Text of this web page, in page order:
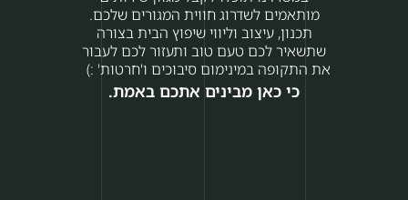
מותאמים לשדרוג חווית המגורים שלכם.
תכנון, עיצוב וליווי שיפוץ הבית בצורה
שתשאיר לכם טעם טוב ותעזור לכם לעבור
את התקופה במינימום סיבוכים ו'חרטות' :)
כי כאן מבינים אתכם באמת.